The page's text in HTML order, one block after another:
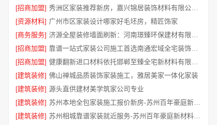
[招商加盟]
秀洲区家装推荐新房，嘉兴锦居装饰材料有限公司一站式整装
[资源材料] 广州市区家装设计哪家好毛坯房，精匠饰家
[商务服务]
[招商加盟]
靠谱一站式家装公司施工首选南通宏域全宅装饰建材有限公司
[招商加盟]
[建筑装修] 佛山禅城品质装饰家装施工，雅居美家一体化家装
[建筑装修] 源头直供建材美学筑家公司专业
[建筑装修]
苏州本地全包家装施工报价新房-苏州百年豪庭新材料有限公司
[建筑装修]
苏州相城靠谱家装就近服务-苏州百年豪庭新材料有限公司